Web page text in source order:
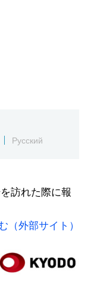
Русский
訪れた際に報
（外部サイト）